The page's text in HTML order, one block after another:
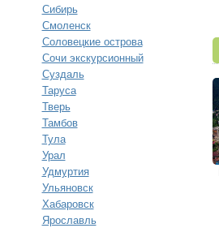
Сибирь
Смоленск
Соловецкие острова
Сочи экскурсионный
Суздаль
Таруса
Тверь
Тамбов
Тула
Урал
Удмуртия
Ульяновск
Хабаровск
Ярославль